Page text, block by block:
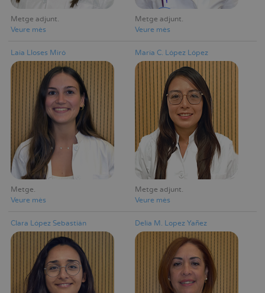
Metge adjunt
Veure mès
Metge adjunt
Veure mès
Laia Lloses Miró
Metge
Veure mès
María C. López López
Metge adjunt
Veure mès
Clara López Sebastián Delia M. Lopez Yañez